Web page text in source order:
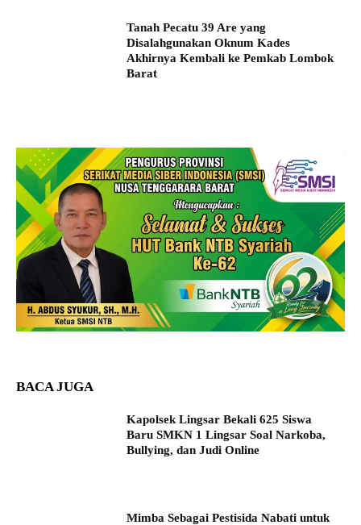
Tanah Pecatu 39 Are yang
Disalahgunakan Oknum Kades
Akhirnya Kembali ke Pemkab Lombok
Barat
BACA JUGA
Kapolsek Lingsar Bekali 625 Siswa
Baru SMKN 1 Lingsar Soal Narkoba,
Bullying, dan Judi Online
Mimba Sebagai Pestisida Nabati untuk